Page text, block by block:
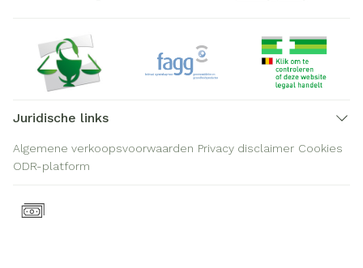
Juridische links
Algemene verkoopsvoorwaarden Privacy disclaimer Cookies
ODR-platform